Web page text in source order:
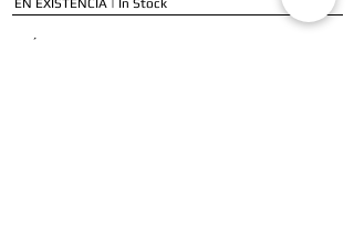
EN EXISTENCIA | In Stock
PRÓXIMAMENTE | Coming Soon